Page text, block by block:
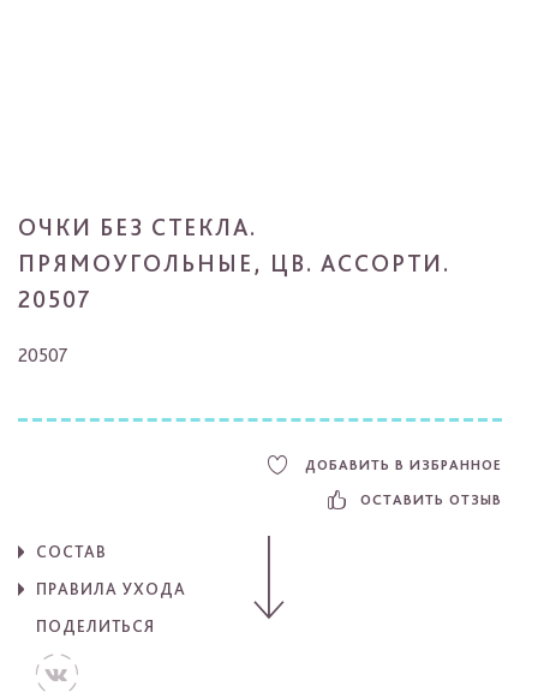
ОЧКИ БЕЗ СТЕКЛА.
ПРЯМОУГОЛЬНЫЕ, ЦВ. АССОРТИ.
20507
20507
ДОБАВИТЬ В ИЗБРАННОЕ
ОСТАВИТЬ ОТЗЫВ
СОСТАВ
ПРАВИЛА УХОДА
ПОДЕЛИТЬСЯ